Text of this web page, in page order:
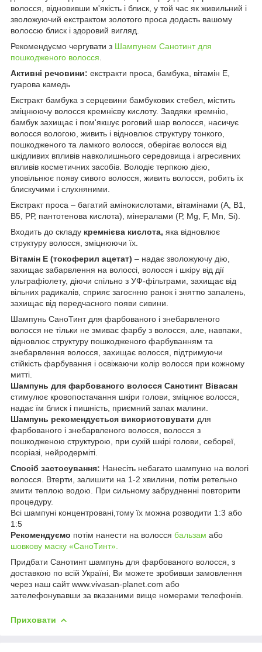
волосся, відновивши м'якість і блиск, у той час як живильний і
зволожуючий екстрактом золотого проса додасть вашому
волоссю блиск і здоровий вигляд.
Рекомендуємо чергувати з Шампунем Санотинт для
пошкодженого волосся
Активні речовини: екстракти проса, бамбука, вітамін Е,
гуарова камедь
Екстракт бамбука з серцевини бамбукових стебел, містить
зміцнюючу волосся кремнієву кислоту. Завдяки кремнію,
бамбук захищає і пом'якшує роговий шар волосся, насичує
волосся вологою, живить і відновлює структуру тонкого,
пошкодженого та ламкого волосся, оберігає волосся від
шкідливих впливів навколишнього середовища і агресивних
впливів косметичних засобів. Володіє терпкою дією,
уповільнює появу сивого волосся, живить волосся, робить їх
блискучими і слухняними.
Екстракт проса – багатий амінокислотами, вітамінами (А, В1,
В5, РР, пантотенова кислота), мінералами (Р, Mg, F, Mn, Si).
Входить до складу кремнієва кислота, яка відновлює
структуру волосся, зміцнюючи їх.
Вітамін Е (токоферил ацетат) – надає зволожуючу дію,
захищає забарвлення на волоссі, волосся і шкіру від дії
ультрафіолету, діючи спільно з УФ-фільтрами, захищає від
вільних радикалів, сприяє загоєнню ранок і зняттю запалень,
захищає від передчасного появи сивини.
Шампунь СаноТинт для фарбованого і знебарвленого
волосся не тільки не змиває фарбу з волосся, але, навпаки,
відновлює структуру пошкодженого фарбуванням та
знебарвлення волосся, захищає волосся, підтримуючи
стійкість фарбування і освіжаючи колір волосся при кожному
митті.
Шампунь для фарбованого волосся Санотинт Вівасан
стимулює кровопостачання шкіри голови, зміцнює волосся,
надає їм блиск і пишність, приємний запах малини.
Шампунь рекомендується використовувати для
фарбованого і знебарвленого волосся, волосся з
пошкодженою структурою, при сухій шкірі голови, себореї,
псоріазі, нейродерміті.
Спосіб застосування: Нанесіть небагато шампуню на вологі
волосся. Втерти, залишити на 1-2 хвилини, потім ретельно
змити теплою водою. При сильному забрудненні повторити
процедуру.
Всі шампуні концентровані,тому їх можна розводити 1:3 або
1:5
Рекомендуємо потім нанести на волосся бальзам або
шовкову маску «СаноТинт».
Придбати Санотинт шампунь для фарбованого волосся, з
доставкою по всій Україні, Ви можете зробивши замовлення
через наш сайт www.vivasan-planet.com або
зателефонувавши за вказаними вище номерами телефонів.
Приховати